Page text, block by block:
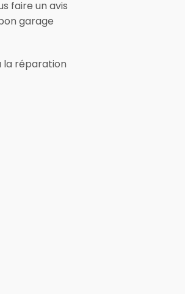
faire un avis
garage
la réparation